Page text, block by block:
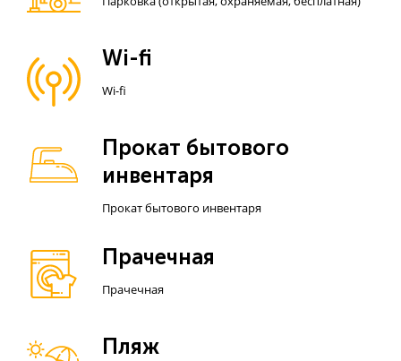
Wi-fi
Wi-fi
Прокат бытового
инвентаря
Прокат бытового инвентаря
Прачечная
Прачечная
Пляж